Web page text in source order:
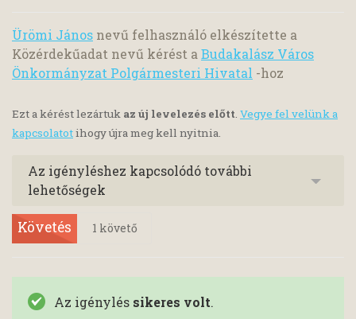
Ürömi János nevű felhasználó elkészítette a
Közérdekűadat nevű kérést a Budakalász Város
Önkormányzat Polgármesteri Hivatal -hoz
Ezt a kérést lezártuk az új levelezés előtt. Vegye fel velünk a
kapcsolatotihogy újra meg kell nyitnia.
Az igényléshez kapcsolódó további
lehetőségek
Követés 1 követő
Az igénylés sikeres volt.